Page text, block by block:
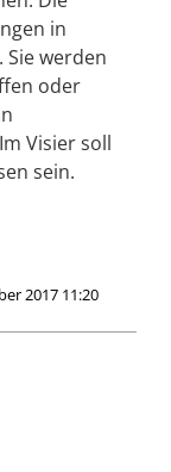
in
Sie werden
oder
Visier soll
sein.
2017 11:20